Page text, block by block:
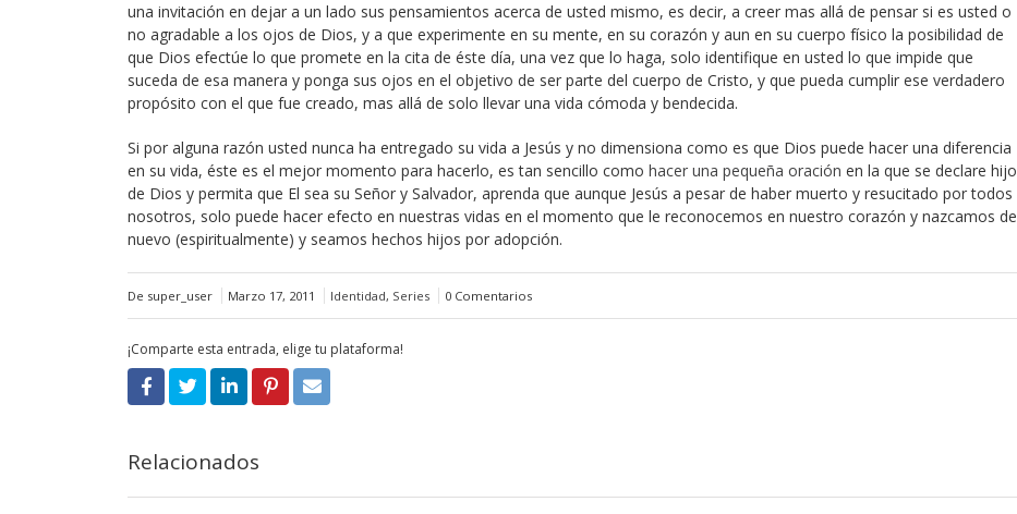
una invitación en dejar a un lado sus pensamientos acerca de usted mismo, es decir, a creer mas allá de pensar si es usted o
no agradable a los ojos de Dios, y a que experimente en su mente, en su corazón y aun en su cuerpo físico la posibilidad de
que Dios efectúe lo que promete en la cita de éste día, una vez que lo haga, solo identifique en usted lo que impide que
suceda de esa manera y ponga sus ojos en el objetivo de ser parte del cuerpo de Cristo, y que pueda cumplir ese verdadero
propósito con el que fue creado, mas allá de solo llevar una vida cómoda y bendecida.
Si por alguna razón usted nunca ha entregado su vida a Jesús y no dimensiona como es que Dios puede hacer una diferencia
en su vida, éste es el mejor momento para hacerlo, es tan sencillo como hacer una pequeña oración en la que se declare hijo
de Dios y permita que El sea su Señor y Salvador, aprenda que aunque Jesús a pesar de haber muerto y resucitado por todos
nosotros, solo puede hacer efecto en nuestras vidas en el momento que le reconocemos en nuestro corazón y nazcamos de
nuevo (espiritualmente) y seamos hechos hijos por adopción.
De super_user Marzo 17, 2011 Identidad, Series 0 Comentarios
¡Comparte esta entrada, elige tu plataforma!
Relacionados